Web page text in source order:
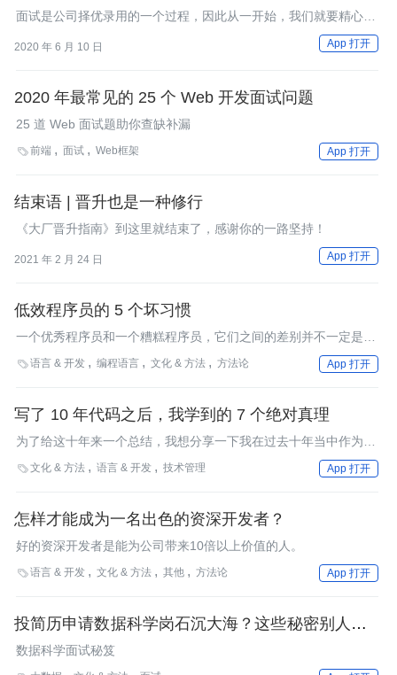
面试是公司择优录用的一个过程，因此从一开始，我们就要精心准
备，从简历，面试准备，到面试发挥，每个步骤都需要用心思。
2020 年 6 月 10 日 App 打开
2020 年最常见的 25 个 Web 开发面试问题
25 道 Web 面试题助你查缺补漏
前端 面试 Web框架 App 打开
结束语 | 晋升也是一种修行
《大厂晋升指南》到这里就结束了，感谢你的一路坚持！
2021 年 2 月 24 日 App 打开
低效程序员的 5 个坏习惯
一个优秀程序员和一个糟糕程序员，它们之间的差别并不一定是编
码技能。关键是？
语言 & 开发 编程语言 文化 & 方法 方法论 App 打开
写了 10 年代码之后，我学到的 7 个绝对真理
为了给这十年来一个总结，我想分享一下我在过去十年当中作为一
名开发者的心路历程。
文化 & 方法 语言 & 开发 技术管理 App 打开
怎样才能成为一名出色的资深开发者？
好的资深开发者是能为公司带来10倍以上价值的人。
语言 & 开发 文化 & 方法 其他 方法论 App 打开
投简历申请数据科学岗石沉大海？这些秘密别人不会
告诉你
数据科学面试秘笈